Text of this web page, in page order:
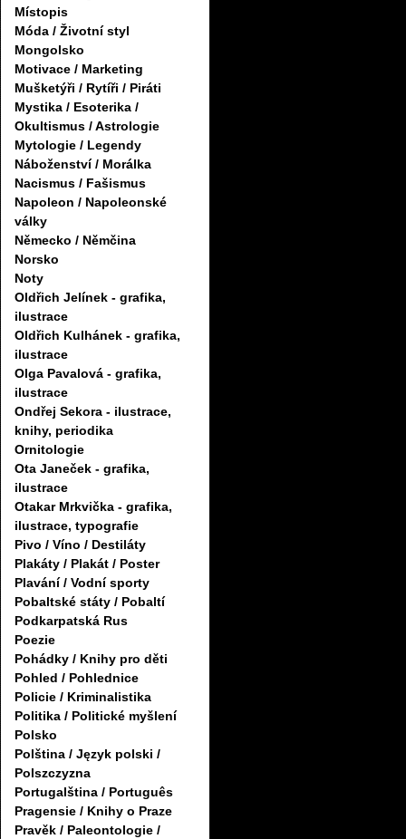
Místopis
Móda / Životní styl
Mongolsko
Motivace / Marketing
Mušketýři / Rytíři / Piráti
Mystika / Esoterika /
Okultismus / Astrologie
Mytologie / Legendy
Náboženství / Morálka
Nacismus / Fašismus
Napoleon / Napoleonské
války
Německo / Němčina
Norsko
Noty
Oldřich Jelínek - grafika,
ilustrace
Oldřich Kulhánek - grafika,
ilustrace
Olga Pavalová - grafika,
ilustrace
Ondřej Sekora - ilustrace,
knihy, periodika
Ornitologie
Ota Janeček - grafika,
ilustrace
Otakar Mrkvička - grafika,
ilustrace, typografie
Pivo / Víno / Destiláty
Plakáty / Plakát / Poster
Plavání / Vodní sporty
Pobaltské státy / Pobaltí
Podkarpatská Rus
Poezie
Pohádky / Knihy pro děti
Pohled / Pohlednice
Policie / Kriminalistika
Politika / Politické myšlení
Polsko
Polština / Język polski /
Polszczyzna
Portugalština / Português
Pragensie / Knihy o Praze
Pravěk / Paleontologie /